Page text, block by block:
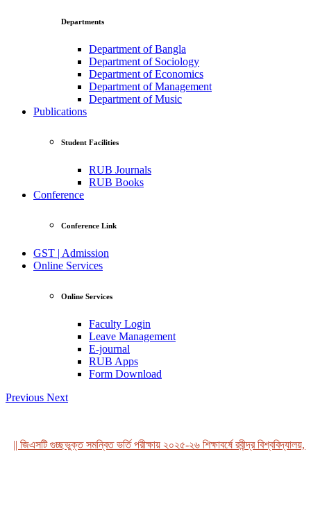
Departments
Department of Bangla
Department of Sociology
Department of Economics
Department of Management
Department of Music
Publications
Student Facilities
RUB Journals
RUB Books
Conference
Conference Link
GST | Admission
Online Services
Online Services
Faculty Login
Leave Management
E-journal
RUB Apps
Form Download
Previous Next
|| জিএসটি গুচ্ছভুক্ত সমন্বিত ভর্তি পরীক্ষায় ২০২৫-২৬ শিক্ষাবর্ষে রবীন্দ্র